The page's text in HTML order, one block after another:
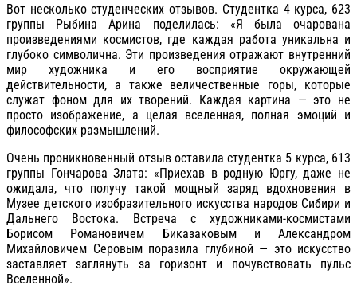
Вот несколько студенческих отзывов. Студентка 4 курса, 623
группы Рыбина Арина поделилась: «Я была очарована
произведениями космистов, где каждая работа уникальна и
глубоко символична. Эти произведения отражают внутренний
мир художника и его восприятие окружающей
действительности, а также величественные горы, которые
служат фоном для их творений. Каждая картина — это не
просто изображение, а целая вселенная, полная эмоций и
философских размышлений.
Очень проникновенный отзыв оставила студентка 5 курса, 613
группы Гончарова Злата: «Приехав в родную Юргу, даже не
ожидала, что получу такой мощный заряд вдохновения в
Музее детского изобразительного искусства народов Сибири и
Дальнего Востока. Встреча с художниками-космистами
Борисом Романовичем Биказаковым и Александром
Михайловичем Серовым поразила глубиной — это искусство
заставляет заглянуть за горизонт и почувствовать пульс
Вселенной».